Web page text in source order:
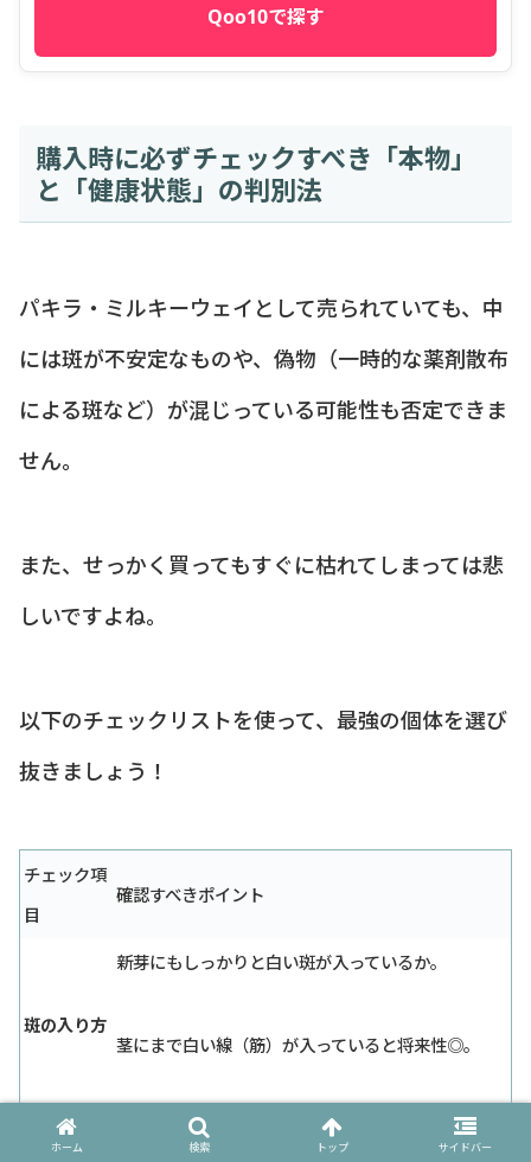
Qoo10で探す
購入時に必ずチェックすべき「本物」
と「健康状態」の判別法
パキラ・ミルキーウェイとして売られていても、中
には斑が不安定なものや、偽物（一時的な薬剤散布
による斑など）が混じっている可能性も否定できま
せん。
また、せっかく買ってもすぐに枯れてしまっては悲
しいですよね。
以下のチェックリストを使って、最強の個体を選び
抜きましょう！
チェック項
目
確認すべきポイント
斑の入り方
新芽にもしっかりと白い斑が入っているか。
茎にまで白い線（筋）が入っていると将来性◎。
ひょろひょろとしておらず、しっかりと自立してい
ホーム 検索 トップ サイドバー